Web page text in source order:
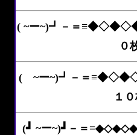
( ~ー~)┛－＝
０
( ~ー~)┛－＝
１０
(┛ ~ー~)┛－＝